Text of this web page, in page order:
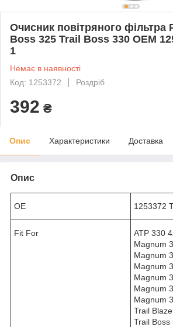
Очисник повітряного фільтра
Boss 325 Trail Boss 330 OEM
1
Немає в наявності
Код: 1253372
Роздріб
392 ₴
Опис Характеристики Доставка
Опис
OE 1253372
Fit For
ATP 330
Magnum
Magnum
Magnum
Magnum
Magnum
Magnum
Trail
Trail Boss